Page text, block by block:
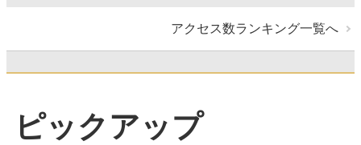
アクセス数ランキング一覧へ
ピックアップ